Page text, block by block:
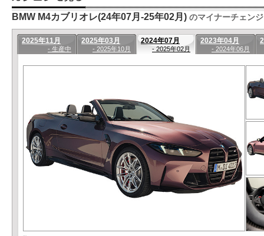
BMW M4カブリオレ(24年07月-25年02月) のマイナーチェンジ
2025年11月
- 生産中
2025年03月
- 2025年10月
2024年07月
- 2025年02月
2023年04月
- 2024年06月